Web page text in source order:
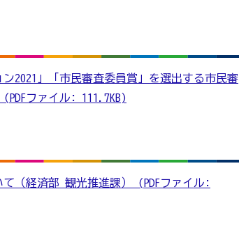
2021」「市民審査委員賞」を選出する市民審
ファイル: 111.7KB)
て（経済部 観光推進課） (PDFファイル: